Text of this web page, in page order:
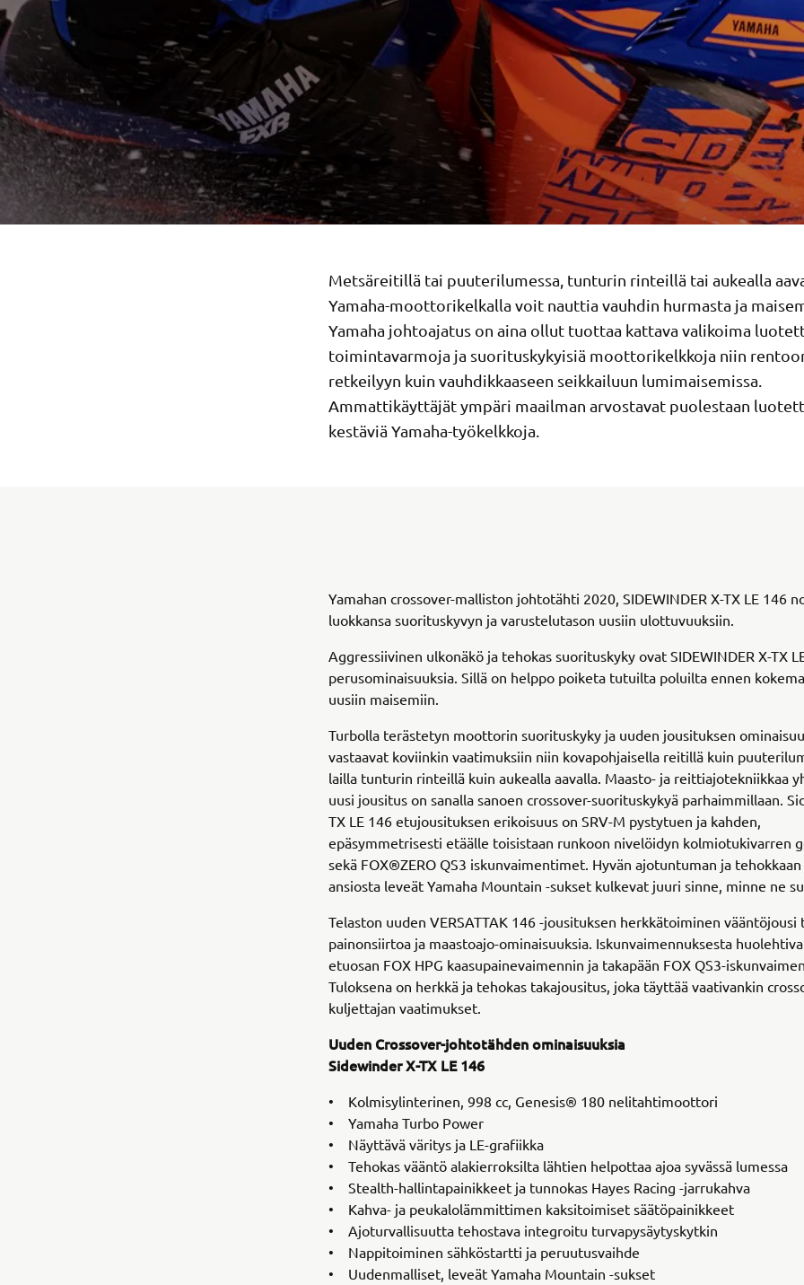
Metsäreitillä tai puuterilumessa, tunturin rinteillä tai aukealla
Yamaha-moottorikelkalla voit nauttia vauhdin hurmasta ja
Yamaha johtoajatus on aina ollut tuottaa kattava valikoima
toimintavarmoja ja suorituskykyisiä moottorikelkkoja niin
retkeilyyn kuin vauhdikkaaseen seikkailuun lumimaisemissa.
Ammattikäyttäjät ympäri maailman arvostavat puolestaan
kestäviä Yamaha-työkelkkoja.
Yamahan crossover-malliston johtotähti 2020, SIDEWINDER X-TX LE 146
luokkansa suorituskyvyn ja varustelutason uusiin ulottuvuuksiin.
Aggressiivinen ulkonäkö ja tehokas suorituskyky ovat SIDEWINDER X-TX
perusominaisuuksia. Sillä on helppo poiketa tutuilta poluilta ennen
uusiin maisemiin.
Turbolla terästetyn moottorin suorituskyky ja uuden jousituksen
vastaavat koviinkin vaatimuksiin niin kovapohjaisella reitillä kuin
lailla tunturin rinteillä kuin aukealla aavalla. Maasto- ja reittiajotekniikkaa
uusi jousitus on sanalla sanoen crossover-suorituskykyä parhaimmillaan.
TX LE 146 etujousituksen erikoisuus on SRV-M pystytuen ja kahden,
epäsymmetrisesti etäälle toisistaan runkoon nivelöidyn kolmiotukivarren
sekä FOX®ZERO QS3 iskunvaimentimet. Hyvän ajotuntuman ja
ansiosta leveät Yamaha Mountain -sukset kulkevat juuri sinne, minne ne
Telaston uuden VERSATTAK 146 -jousituksen herkkätoiminen vääntöjousi
painonsiirtoa ja maastoajo-ominaisuuksia. Iskunvaimennuksesta
etuosan FOX HPG kaasupainevaimennin ja takapään FOX QS3-
Tuloksena on herkkä ja tehokas takajousitus, joka täyttää vaativankin
kuljettajan vaatimukset.
Uuden Crossover-johtotähden ominaisuuksia
Sidewinder X-TX LE 146
• Kolmisylinterinen, 998 cc, Genesis® 180 nelitahtimoottori
• Yamaha Turbo Power
• Näyttävä väritys ja LE-grafiikka
• Tehokas vääntö alakierroksilta lähtien helpottaa ajoa syvässä lumessa
• Stealth-hallintapainikkeet ja tunnokas Hayes Racing -jarrukahva
• Kahva- ja peukalolämmittimen kaksitoimiset säätöpainikkeet
• Ajoturvallisuutta tehostava integroitu turvapysäytyskytkin
• Nappitoiminen sähköstartti ja peruutusvaihde
• Uudenmalliset, leveät Yamaha Mountain -sukset